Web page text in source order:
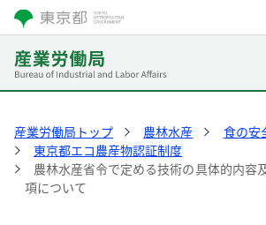
産業労働局トップ 農林水産
食の安
東京都エコ農産物認証制度
農林水産省令で定める技術の具体的内容
項について